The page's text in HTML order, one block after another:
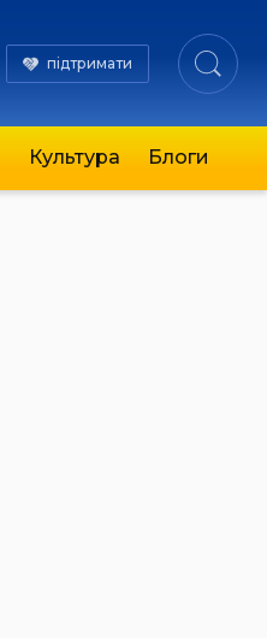
підтримати
Культура Блоги